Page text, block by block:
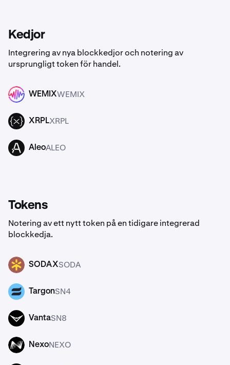
Kedjor
Integrering av nya blockkedjor och notering av
ursprungligt token för handel.
WEMIXWEMIX
XRPLXRPL
AleoALEO
Tokens
Notering av ett nytt token på en tidigare integrerad
blockkedja.
SODAXSODA
TargonSN4
VantaSN8
NEXO NexoNEXO